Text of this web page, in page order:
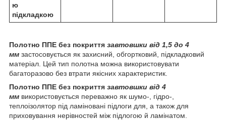
ю
підкладкою
Полотно ППЕ без покриття завтовшки від 1,5 до 4
мм застосовується як захисний, обгортковий, підкладковий
матеріал. Цей тип полотна можна використовувати
багаторазово без втрати якісних характеристик.
Полотно ППЕ без покриття завтовшки від 4
мм використовується переважно як шумо-, гідро-,
теплоізолятор під ламіновані підлоги для, а також для
приховування нерівностей між підлогою й ламінатом.